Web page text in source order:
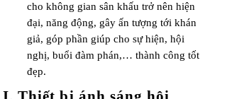
cho không gian sân khấu trở nên hiện
đại, năng động, gây ấn tượng tới khán
giả, góp phần giúp cho sự hiện, hội
nghị, buổi đàm phán,… thành công tốt
đẹp.